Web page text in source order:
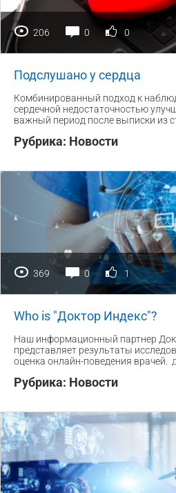
206 0 0
Подслушано у сердца
Комбинированный подход к
сердечной недостаточностью
важный период после выписки из
Рубрика: Новости
369 0 1
Who is "Доктор Индекс"?
Наш информационный партнер
представляет результаты
оценка онлайн-поведения врачей.
Рубрика: Новости